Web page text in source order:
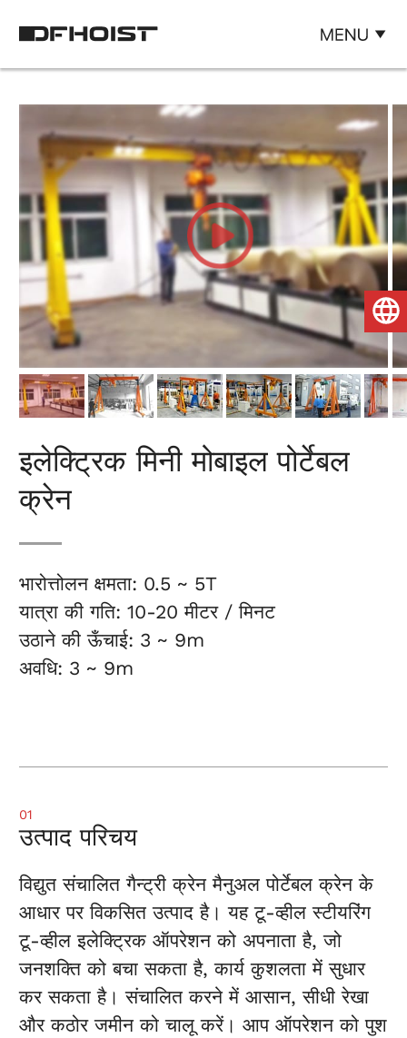
इलेक्ट्रिक मिनी मोबाइल पोर्टेबल
क्रेन
भारोत्तोलन क्षमता: 0.5 ~ 5T
यात्रा की गति: 10-20 मीटर / मिनट
उठाने की ऊँचाई: 3 ~ 9m
अवधि: 3 ~ 9m
01
उत्पाद परिचय
विद्युत संचालित गैन्ट्री क्रेन मैनुअल पोर्टेबल क्रेन के
आधार पर विकसित उत्पाद है। यह टू-व्हील स्टीयरिंग
टू-व्हील इलेक्ट्रिक ऑपरेशन को अपनाता है, जो
जनशक्ति को बचा सकता है, कार्य कुशलता में सुधार
कर सकता है। संचालित करने में आसान, सीधी रेखा
और कठोर जमीन को चालू करें। आप ऑपरेशन को पुश